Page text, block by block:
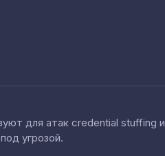
для атак credential stuffing и
угрозой.